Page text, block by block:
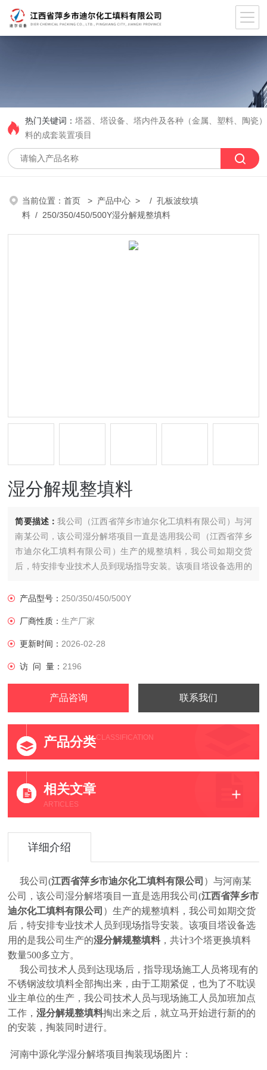
热门关键词：塔器、塔设备、塔内件及各种（金属、塑料、陶瓷
料的成套装置项目
当前位置：首页 > 产品中心 > /孔板波纹填
料 / 250/350/450/500Y湿分解规整填料
湿分解规整填料
简要描述：我公司（江西省萍乡市迪尔化工填料有限公司）与河
南某公司，该公司湿分解塔项目一直是选用我公司（江西省萍乡
市迪尔化工填料有限公司）生产的规整填料，我公司如期交货
后，特安排专业技术人员到现场指导安装。该项目塔设备选用的
立方。
产品型号： 250/350/450/500Y
厂商性质：生产厂家
更新时间： 2026-02-28
访 问 量： 2196
产品咨询 联系我们
产品分类CLASSIFICATION
相关文章
ARTICLES
详细介绍
我公司(江西省萍乡市迪尔化工填料有限公司 ）与河南某
公司
，该公司湿分解塔项目一直是选用我公司(江西省萍乡市
迪尔化工填料有限公司 ）生产的规整填料，我公司如期交货
后，特安排专业技术人员到现场指导安装。该项目塔设备选
用的是我公司生产的湿分解规整填料，共计3个塔更换填料
数量500多立方。
我公司技术人员到达现场后，指导现场施工人员将现有的
不锈钢波纹填料全部掏出来，由于工期紧促，也为了不耽误
业主单位的生产，我公司技术人员与现场施工人员加班加点
工作，湿分解规整填料掏出来之后，就立马开始进行新的的
的安装，掏装同时进行。
河南中源化学湿分解塔项目掏装现场图片：